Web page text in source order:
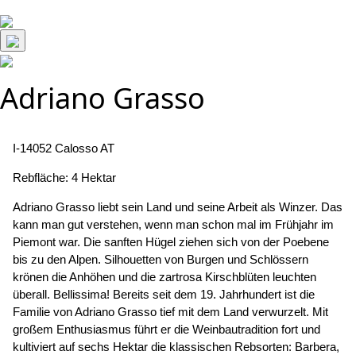
Adriano Grasso
I-14052 Calosso AT
Rebfläche: 4 Hektar
Adriano Grasso liebt sein Land und seine Arbeit als Winzer. Das
kann man gut verstehen, wenn man schon mal im Frühjahr im
Piemont war. Die sanften Hügel ziehen sich von der Poebene
bis zu den Alpen. Silhouetten von Burgen und Schlössern
krönen die Anhöhen und die zartrosa Kirschblüten leuchten
überall. Bellissima! Bereits seit dem 19. Jahrhundert ist die
Familie von Adriano Grasso tief mit dem Land verwurzelt. Mit
großem Enthusiasmus führt er die Weinbautradition fort und
kultiviert auf sechs Hektar die klassischen Rebsorten: Barbera,
Beitragsnavigation